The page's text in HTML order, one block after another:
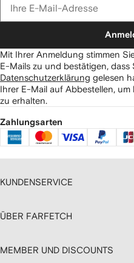
Mit Ihrer Anmeldung stimmen
E-Mails zu und bestätigen, dass
Datenschutzerklärung gelesen
Ihrer E-Mail auf Abbestellen,
zu erhalten.
Zahlungsarten
KUNDENSERVICE
ÜBER FARFETCH
MEMBER UND DISCOUNTS